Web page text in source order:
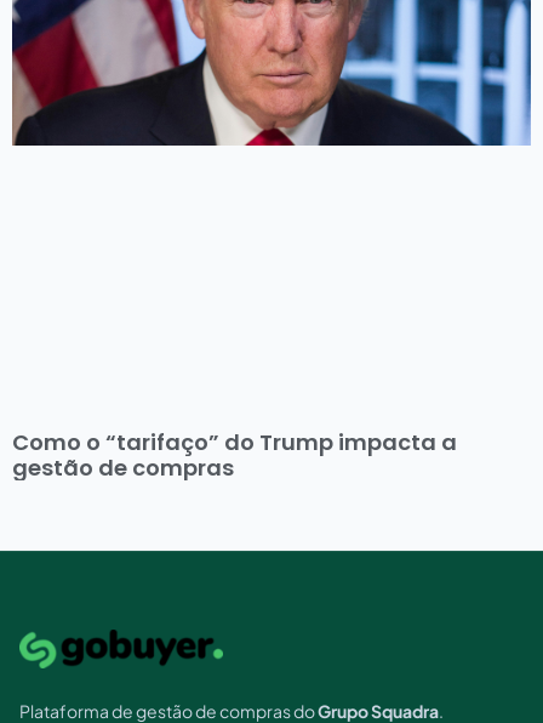
Como o “tarifaço” do Trump impacta a
gestão de compras
Plataforma de gestão de compras doGrupo Squadra.